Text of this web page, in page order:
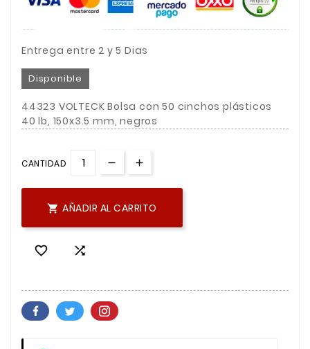
Entrega entre 2 y 5 Dias
Disponible
44323 VOLTECK Bolsa con 50 cinchos plásticos
40 lb, 150x3.5 mm, negros
CANTIDAD
 AÑADIR AL CARRITO
 